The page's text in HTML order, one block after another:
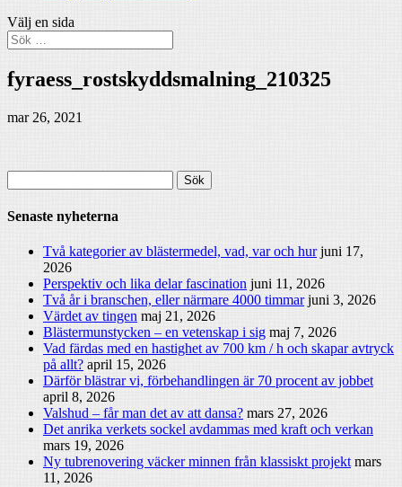
Välj en sida
fyraess_rostskyddsmalning_210325
mar 26, 2021
efter:
Senaste nyheterna
Två kategorier av blästermedel, vad, var och hur juni 17,
2026
Perspektiv och lika delar fascination juni 11, 2026
Två år i branschen, eller närmare 4000 timmar juni 3, 2026
Värdet av tingen maj 21, 2026
Blästermunstycken – en vetenskap i sig maj 7, 2026
Vad färdas med en hastighet av 700 km / h och skapar avtryck
på allt? april 15, 2026
Därför blästrar vi, förbehandlingen är 70 procent av jobbet
april 8, 2026
Valshud – får man det av att dansa? mars 27, 2026
Det anrika verkets sockel avdammas med kraft och verkan
mars 19, 2026
Ny tubrenovering väcker minnen från klassiskt projekt mars
11, 2026